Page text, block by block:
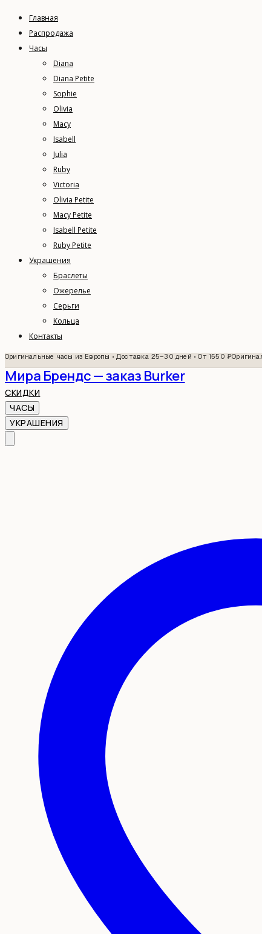
Главная
Распродажа
Часы
Diana
Diana Petite
Sophie
Olivia
Macy
Isabell
Julia
Ruby
Victoria
Olivia Petite
Macy Petite
Isabell Petite
Ruby Petite
Украшения
Браслеты
Ожерелье
Серьги
Кольца
Контакты
Оригинальные часы из Европы • Доставка 25–30 дней • От 1550 ₽
Мира Брендс — заказ Burker
СКИДКИ
ЧАСЫ
УКРАШЕНИЯ